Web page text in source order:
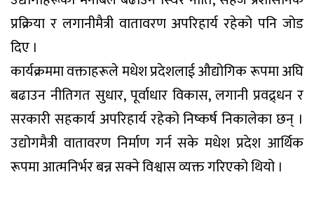
प्रक्रिया र लगानीमैत्री वातावरण अपरिहार्य रहेको पनि जोड
दिए ।
कार्यक्रममा वक्ताहरूले मधेश प्रदेशलाई औद्योगिक रूपमा अघि
बढाउन नीतिगत सुधार, पूर्वाधार विकास, लगानी प्रवद्र्धन र
सरकारी सहकार्य अपरिहार्य रहेको निष्कर्ष निकालेका छन् ।
उद्योगमैत्री वातावरण निर्माण गर्न सके मधेश प्रदेश आर्थिक
रूपमा आत्मनिर्भर बन्न सक्ने विश्वास व्यक्त गरिएको थियो ।